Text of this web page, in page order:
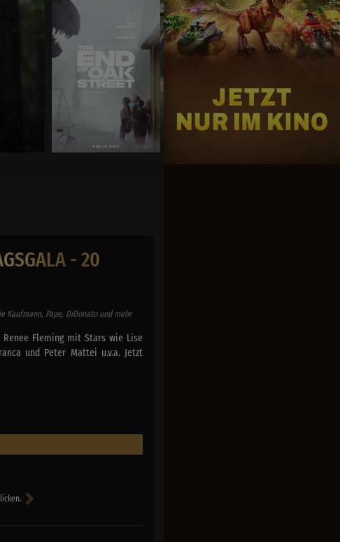
You,Me & Italy
- 20
Kaufmann, Pape, DiDonato und mehr
Fleming mit Stars wie Lise
und Peter Mattei u.v.a. Jetzt